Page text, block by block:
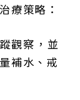
療策略：
觀察，並
補水、戒